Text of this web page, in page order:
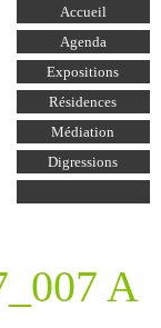
Aller au
contenu
principal
Accueil
Agenda
Expositions
Résidences
Médiation
Digressions
A